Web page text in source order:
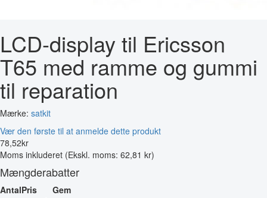
LCD-display til Ericsson
T65 med ramme og gummi
til reparation
Mærke: satkit
Vær den første til at anmelde dette produkt
78,52kr
Moms inkluderet (Ekskl. moms: 62,81 kr)
Mængderabatter
AntalPris
Gem